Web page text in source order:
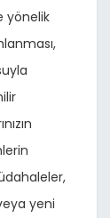
yönelik
yeni